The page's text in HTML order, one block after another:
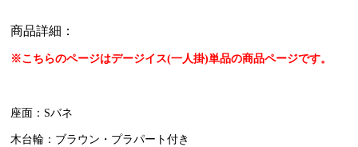
商品詳細：
※こちらのページはデージイス(一人掛)単品の商品ページです。
座面：Sバネ
木台輪：ブラウン・プラパート付き